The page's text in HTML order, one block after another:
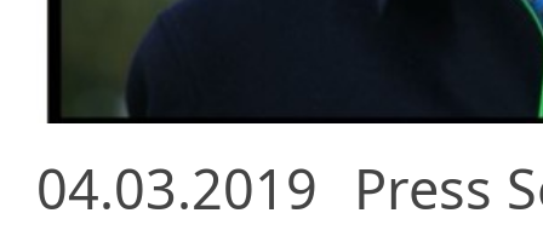
04.03.2019 Press